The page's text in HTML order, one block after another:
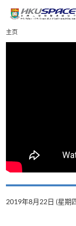
content
Main
content
主页
2019年8月22日 (星期